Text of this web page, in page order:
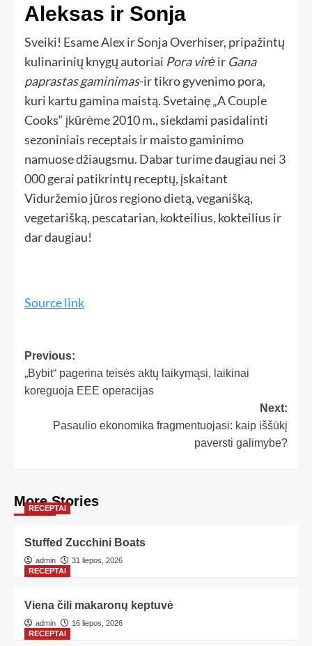
Aleksas ir Sonja
Sveiki! Esame Alex ir Sonja Overhiser, pripažintų
kulinarinių knygų autoriai Pora virėir Gana
paprastas gaminimas-ir tikro gyvenimo pora,
kuri kartu gamina maistą. Svetainę „A Couple
Cooks“ įkūrėme 2010 m., siekdami pasidalinti
sezoniniais receptais ir maisto gaminimo
namuose džiaugsmu. Dabar turime daugiau nei 3
000 gerai patikrintų receptų, įskaitant
Viduržemio jūros regiono dietą, veganišką,
vegetarišką, pescatarian, kokteilius, kokteilius ir
dar daugiau!
Source link
Previous:
„Bybit“ pagerina teisės aktų laikymąsi, laikinai
koreguoja EEE operacijas
Next:
Pasaulio ekonomika fragmentuojasi: kaip iššūkį
paversti galimybe?
More Stories
RECEPTAI
Stuffed Zucchini Boats
admin
31 liepos, 2026
RECEPTAI
Viena čili makaronų keptuvė
admin
16 liepos, 2026
RECEPTAI